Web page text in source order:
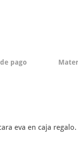
pago
eva en caja